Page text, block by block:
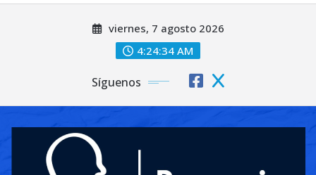
viernes, 7 agosto 2026
4:24:37 AM
Síguenos